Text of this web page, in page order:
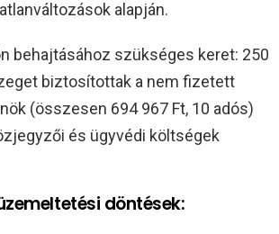
alapján.
behajtásához szükséges keret: 250
biztosítottak a nem fizetett
(összesen 694 967 Ft, 10 adós)
és ügyvédi költségek
döntések: